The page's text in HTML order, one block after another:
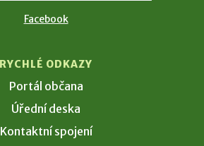
Facebook
RYCHLÉ ODKAZY
Portál občana
Úřední deska
Kontaktní spojení